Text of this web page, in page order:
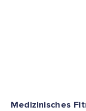
Medizinisches